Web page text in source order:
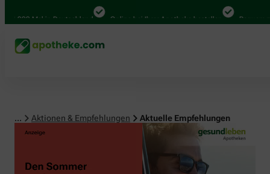
Mal in Deutschland Online bei Ihrer Apotheke bestellen Bequem
... Aktionen & Empfehlungen Aktuelle Empfehlungen